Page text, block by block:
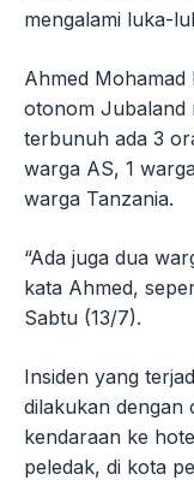
mengalami luka-
Ahmed Mohamad
otonom Jubaland
terbunuh ada 3
warga AS, 1
warga Tanzania.
“Ada juga dua
kata Ahmed,
Sabtu (13/7).
Insiden yang
dilakukan dengan
kendaraan ke
peledak, di kota